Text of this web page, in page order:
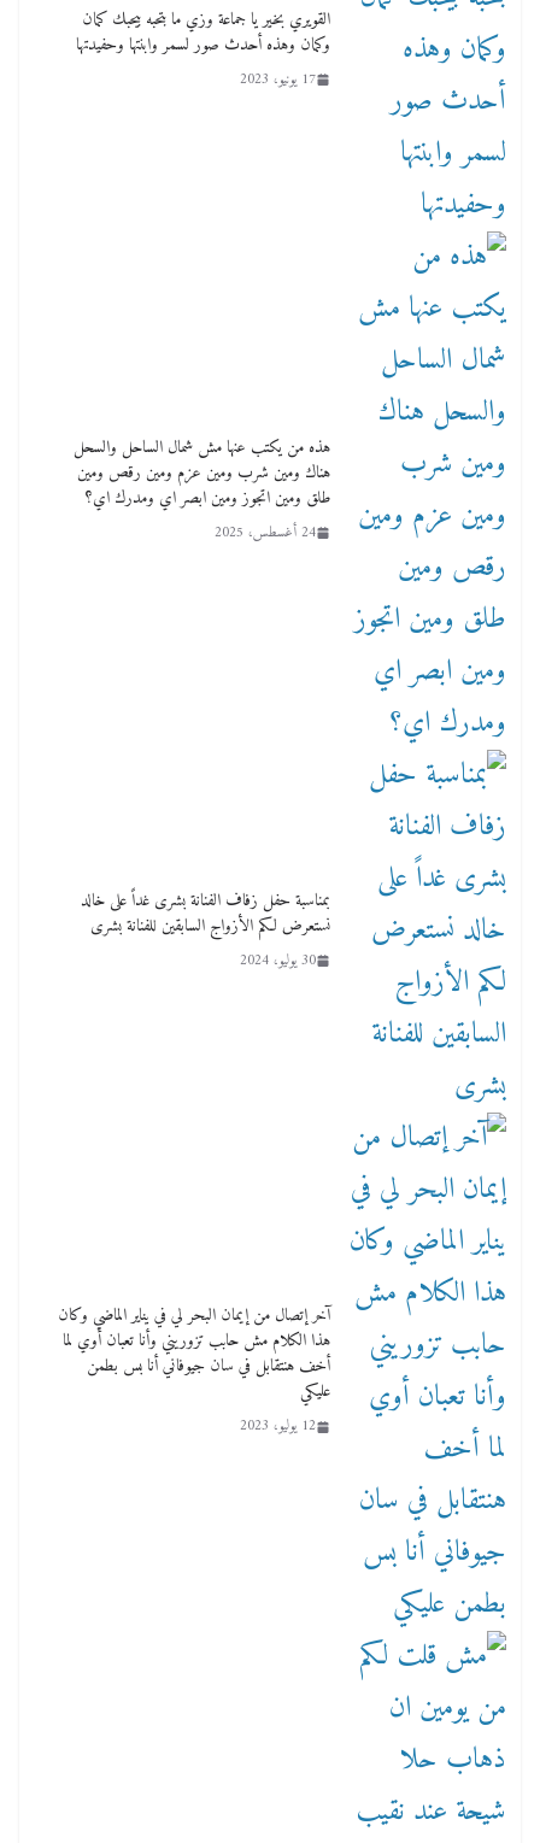
القويري بخير يا جماعة وزي ما بتحبه بيحبك كمان
وكمان وهذه أحدث صور لسمر وابنتها وحفيدتها
17 يونيو، 2023
هذه من يكتب عنها مش شمال الساحل والسحل
هناك ومين شرب ومين عزم ومين رقص ومين
طلق ومين اتجوز ومين ابصر اي ومدرك اي؟
24 أغسطس، 2025
بمناسبة حفل زفاف الفنانة بشرى غداً على خالد
نستعرض لكم الأزواج السابقين للفنانة بشرى
30 يوليو، 2024
آخر إتصال من إيمان البحر لي في يناير الماضي وكان
هذا الكلام مش حابب تزوريني وأنا تعبان أوي لما
أخف هنتقابل في سان جيوفاني أنا بس بطمن
عليكي
12 يوليو، 2023